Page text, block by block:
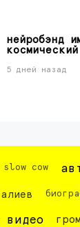
нейробэнд
5 дней назад
slow cow
видео